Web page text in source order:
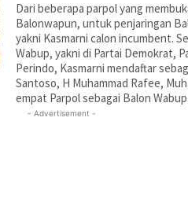
Dari beberapa parpol yang
Balonwapun, untuk penjaringan
yakni Kasmarni calon incumbent.
Wabup, yakni di Partai Demokrat,
Perindo, Kasmarni mendaftar
Santoso, H Muhammad Rafee,
empat Parpol sebagai Balon Wabup.
- Advertisement -